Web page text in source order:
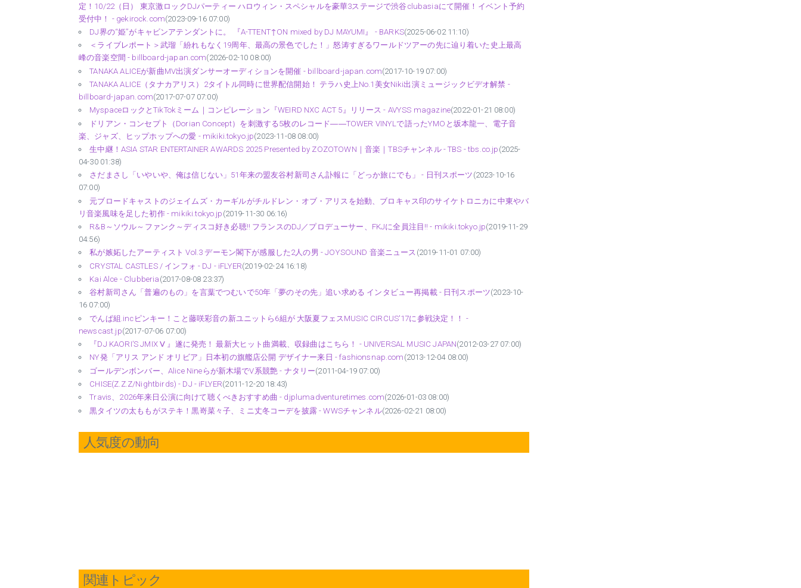
定！10/22（日） 東京激ロックDJパーティー ハロウィン・スペシャルを豪華3ステージで渋谷clubasiaにて開催！イベント予約
受付中！ - gekirock.com(2023-09-16 07:00)
DJ界の“姫”がキャビンアテンダントに。 『A-TTENT↑ON mixed by DJ MAYUMI』 - BARKS(2025-06-02 11:10)
＜ライブレポート＞武瑠「紛れもなく19周年、最高の景色でした！」怒涛すぎるワールドツアーの先に辿り着いた史上最高
峰の音楽空間 - billboard-japan.com(2026-02-10 08:00)
TANAKA ALICEが新曲MV出演ダンサーオーディションを開催 - billboard-japan.com(2017-10-19 07:00)
TANAKA ALICE（タナカアリス）2タイトル同時に世界配信開始！ テラハ史上No.1美女Niki出演ミュージックビデオ解禁 -
billboard-japan.com(2017-07-07 07:00)
MyspaceロックとTikTokミーム｜コンピレーション『WEIRD NXC ACT 5』リリース - AVYSS magazine(2022-01-21 08:00)
ドリアン・コンセプト（Dorian Concept）を刺激する5枚のレコード――TOWER VINYLで語ったYMOと坂本龍一、電子音
楽、ジャズ、ヒップホップへの愛 - mikiki.tokyo.jp(2023-11-08 08:00)
生中継！ASIA STAR ENTERTAINER AWARDS 2025 Presented by ZOZOTOWN｜音楽｜TBSチャンネル - TBS - tbs.co.jp (2025-
04-30 01:38)
さだまさし「いやいや、俺は信じない」51年来の盟友谷村新司さん訃報に「どっか旅にでも」 - 日刊スポーツ (2023-10-16
07:00)
元ブロードキャストのジェイムズ・カーギルがチルドレン・オブ・アリスを始動、ブロキャス印のサイケトロニカに中東やバ
リ音楽風味を足した初作 - mikiki.tokyo.jp (2019-11-30 06:16)
R&B～ソウル～ファンク～ディスコ好き必聴!! フランスのDJ／プロデューサー、FKJに全員注目!! - mikiki.tokyo.jp(2019-11-29
04:56)
私が嫉妬したアーティスト Vol.3 デーモン閣下が感服した2人の男 - JOYSOUND 音楽ニュース (2019-11-01 07:00)
CRYSTAL CASTLES / インフォ - DJ - iFLYER(2019-02-24 16:18)
Kai Alce - Clubberia (2017-08-08 23:37)
谷村新司さん「普遍のもの」を言葉でつむいで50年「夢のその先」追い求める インタビュー再掲載 - 日刊スポーツ(2023-10-
16 07:00)
でんぱ組.incピンキー！こと藤咲彩音の新ユニットら6組が 大阪夏フェスMUSIC CIRCUS'17に参戦決定！！ -
newscast.jp(2017-07-06 07:00)
『DJ KAORI’S JMIX Ⅴ 』遂に発売！ 最新大ヒット曲満載、収録曲はこちら！ - UNIVERSAL MUSIC JAPAN(2012-03-27 07:00)
NY発「アリス アンド オリビア」日本初の旗艦店公開 デザイナー来日 - fashionsnap.com (2013-12-04 08:00)
ゴールデンボンバー、Alice Nineらが新木場でV系競艶 - ナタリー(2011-04-19 07:00)
CHISE(Z.Z.Z/Nightbirds) - DJ - iFLYER(2011-12-20 18:43)
Travis、2026年来日公演に向けて聴くべきおすすめ曲 - djplumadventuretimes.com(2026-01-03 08:00)
黒タイツの太ももがステキ！黒嵜菜々子、ミニ丈冬コーデを披露 - WWSチャンネル(2026-02-21 08:00)
人気度の動向
関連トピック